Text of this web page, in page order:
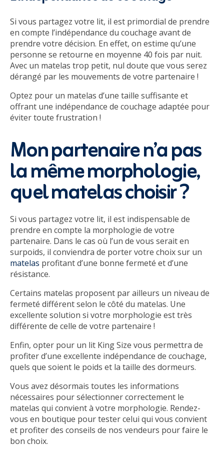
Si vous partagez votre lit, il est primordial de prendre
en compte l’indépendance du couchage avant de
prendre votre décision. En effet, on estime qu’une
personne se retourne en moyenne 40 fois par nuit.
Avec un matelas trop petit, nul doute que vous serez
dérangé par les mouvements de votre partenaire !
Optez pour un matelas d’une taille suffisante et
offrant une indépendance de couchage adaptée pour
éviter toute frustration !
Mon partenaire n’a pas
la même morphologie,
quel matelas choisir ?
Si vous partagez votre lit, il est indispensable de
prendre en compte la morphologie de votre
partenaire. Dans le cas où l’un de vous serait en
surpoids, il conviendra de porter votre choix sur un
matelas profitant d’une bonne fermeté et d’une
résistance.
Certains matelas proposent par ailleurs un niveau de
fermeté différent selon le côté du matelas. Une
excellente solution si votre morphologie est très
différente de celle de votre partenaire !
Enfin, opter pour un lit King Size vous permettra de
profiter d’une excellente indépendance de couchage,
quels que soient le poids et la taille des dormeurs.
Vous avez désormais toutes les informations
nécessaires pour sélectionner correctement le
matelas qui convient à votre morphologie. Rendez-
vous en boutique pour tester celui qui vous convient
et profiter des conseils de nos vendeurs pour faire le
bon choix.